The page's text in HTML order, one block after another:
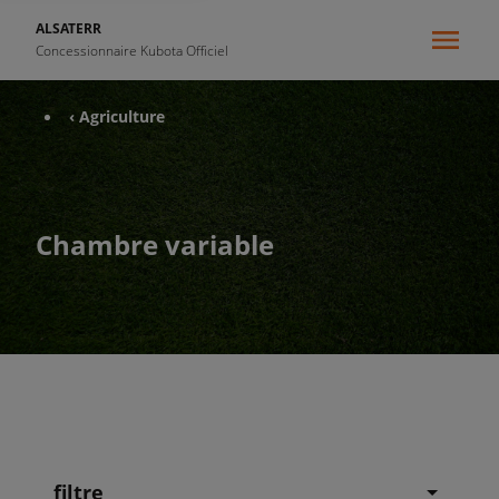
ALSATERR
Concessionnaire Kubota Officiel
‹ Agriculture
Chambre variable
filtre